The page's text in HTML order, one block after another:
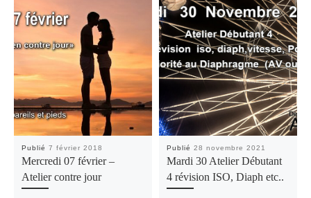
Publié7 février 2018
Mercredi 07 février –
Atelier contre jour
Publié28 novembre 2021
Mardi 30 Atelier Débutant
4 révision ISO, Diaph etc..